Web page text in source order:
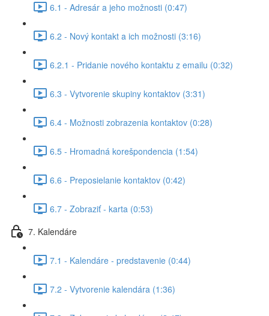
6.1 - Adresár a jeho možnosti (0:47)
6.2 - Nový kontakt a ich možnosti (3:16)
6.2.1 - Pridanie nového kontaktu z emailu (0:32)
6.3 - Vytvorenie skupiny kontaktov (3:31)
6.4 - Možnosti zobrazenia kontaktov (0:28)
6.5 - Hromadná korešpondencia (1:54)
6.6 - Preposielanie kontaktov (0:42)
6.7 - Zobraziť - karta (0:53)
7. Kalendáre
7.1 - Kalendáre - predstavenie (0:44)
7.2 - Vytvorenie kalendára (1:36)